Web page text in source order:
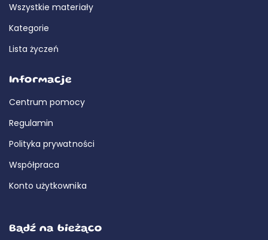
Wszystkie materiały
Kategorie
Lista życzeń
Informacje
Centrum pomocy
Regulamin
Polityka prywatności
Współpraca
Konto użytkownika
Bądź na bieżąco